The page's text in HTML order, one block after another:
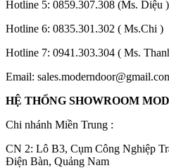
Cửa Gỗ HDF
Hotline 5: 0859.307.308 (Ms. Diệu )
Hotline 6: 0835.301.302 ( Ms.Chi )
Hotline 7: 0941.303.304 ( Ms.
Email:
HỆ THỐNG SHOWROOM
Chi nhánh Miền Trung :
CN 2: Lô B3, Cụm Công Nghiệp
Điện Bàn, Quảng Nam